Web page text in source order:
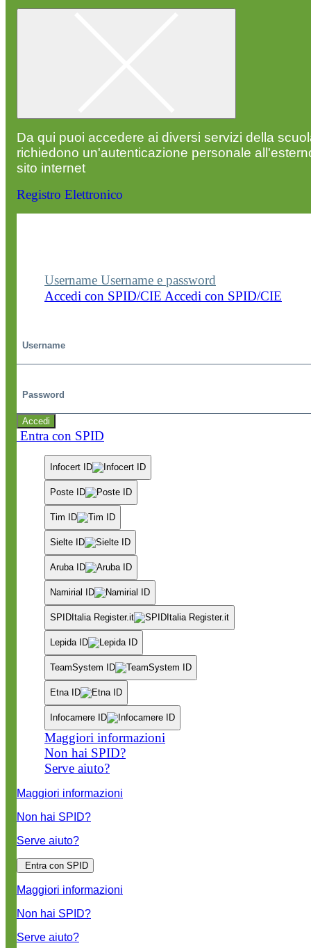
Da qui puoi accedere ai diversi servizi della
richiedono un'autenticazione personale
sito internet
Registro Elettronico
Username Username e password
Accedi con SPID/CIE Accedi con SPID/CIE
Accedi
Entra con SPID
Infocert ID
Poste ID
Tim ID
Sielte ID
Aruba ID
Namirial ID
SPIDItalia Register.it
Lepida ID
TeamSystem ID
Etna ID
Infocamere ID
Maggiori informazioni
Non hai SPID?
Serve aiuto?
Maggiori informazioni
Non hai SPID?
Serve aiuto?
Entra con SPID
Maggiori informazioni
Non hai SPID?
Serve aiuto?